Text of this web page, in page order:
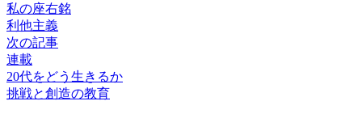
私の座右銘
利他主義
次の記事
連載
20代をどう生きるか
挑戦と創造の教育